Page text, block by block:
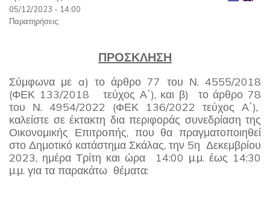
05/12/2023 - 14:00
Παρατηρήσεις:
ΠΡΟΣΚΛΗΣΗ
Σύμφωνα με a) το άρθρο 77 του Ν. 4555/2018
(ΦΕΚ 133/2018 τεύχος Α΄), και β) το άρθρο 78
του Ν. 4954/2022 (ΦΕΚ 136/2022 τεύχος Α΄),
καλείστε σε έκτακτη δια περιφοράς συνεδρίαση της
Οικονομικής Επιτροπής, που θα πραγματοποιηθεί
στο Δημοτικό κατάστημα Σκάλας, την 5η Δεκεμβρίου
2023, ημέρα Τρίτη και ώρα 14:00 μ.μ. έως 14:30
μ.μ. για τα παρακάτω θέματα: